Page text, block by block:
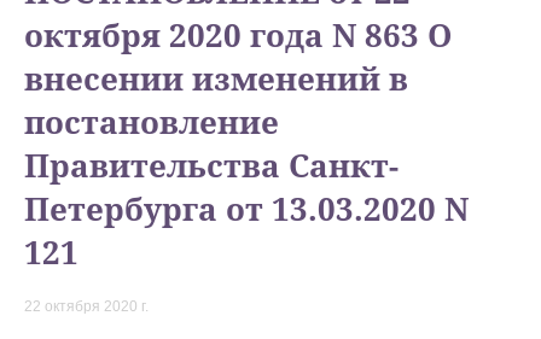
октября 2020 года N 863 О
внесении изменений в
постановление
Правительства Санкт-
Петербурга от 13.03.2020 N
121
22 октября 2020 г.